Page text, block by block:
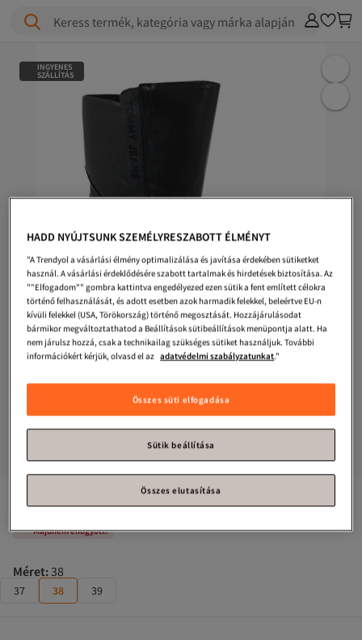
Keress termék, kategória vagy márka alapján
INGYENES
SZÁLLÍTÁS
Térdig érő csizma Black Adults
Majdnem elfogyott!
Méret:38
37 38 39
HADD NYÚJTSUNK SZEMÉLYRESZABOTT ÉLMÉNYT
"A Trendyol a vásárlási élmény optimalizálása és javítása érdekében sütiketket
használ. A vásárlási érdeklődésére szabott tartalmak és hirdetések biztosítása. Az
""Elfogadom"" gombra kattintva engedélyezed ezen sütik a fent említett célokra
történő felhasználását, és adott esetben azok harmadik felekkel, beleértve EU-n
kívüli felekkel (USA, Törökország) történő megosztását. Hozzájárulásodat
bármikor megváltoztathatod a Beállítások sütibeállítások menüpontja alatt. Ha
nem járulsz hozzá, csak a technikailag szükséges sütiket használjuk. További
információkért kérjük, olvasd el az adatvédelmi szabályzatunkat."
Összes süti elfogadása
Sütik beállítása
Összes elutasítása